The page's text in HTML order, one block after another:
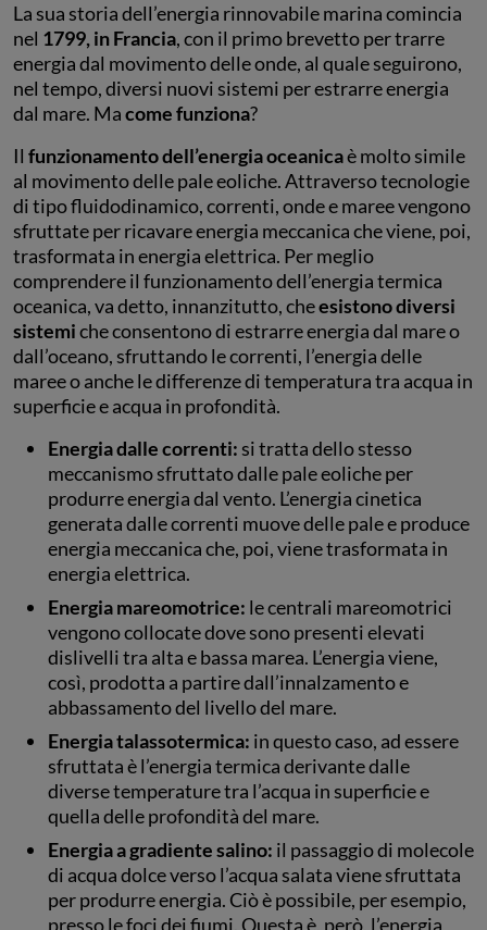
La sua storia dell’energia rinnovabile marina comincia
nel 1799, in Francia, con il primo brevetto per trarre
energia dal movimento delle onde, al quale seguirono,
nel tempo, diversi nuovi sistemi per estrarre energia
dal mare. Macome funziona?
Il funzionamento dell’energia oceanicaè molto simile
al movimento delle pale eoliche. Attraverso tecnologie
di tipo fluidodinamico, correnti, onde e maree vengono
sfruttate per ricavare energia meccanica che viene, poi,
trasformata in energia elettrica. Per meglio
comprendere il funzionamento dell’energia termica
oceanica, va detto, innanzitutto, cheesistono diversi
sistemiche consentono di estrarre energia dal mare o
dall’oceano, sfruttando le correnti, l’energia delle
maree o anche le differenze di temperatura tra acqua in
superficie e acqua in profondità.
Energia dalle correnti:si tratta dello stesso
meccanismo sfruttato dalle pale eoliche per
produrre energia dal vento. L’energia cinetica
generata dalle correnti muove delle pale e produce
energia meccanica che, poi, viene trasformata in
energia elettrica.
Energia mareomotrice: le centrali mareomotrici
vengono collocate dove sono presenti elevati
dislivelli tra alta e bassa marea. L’energia viene,
così, prodotta a partire dall’innalzamento e
abbassamento del livello del mare.
Energia talassotermica: in questo caso, ad essere
sfruttata è l’energia termica derivante dalle
diverse temperature tra l’acqua in superficie e
quella delle profondità del mare.
Energia a gradiente salino: il passaggio di molecole
di acqua dolce verso l’acqua salata viene sfruttata
per produrre energia. Ciò è possibile, per esempio,
presso le foci dei fiumi. Questa è, però, l’energia